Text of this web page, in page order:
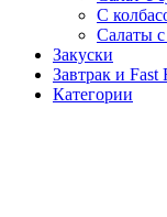
С
Салаты
Закуски
Завтрак и Fast
Категории